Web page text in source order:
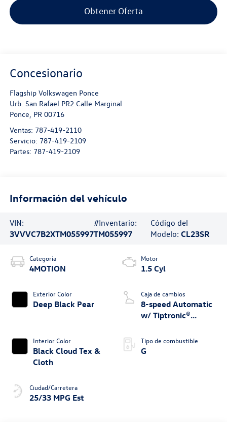
Obtener Oferta
Concesionario
Flagship Volkswagen Ponce
Urb. San Rafael PR2 Calle Marginal
Ponce, PR 00716
Ventas: 787-419-2110
Servicio: 787-419-2109
Partes: 787-419-2109
Información del vehículo
VIN:
3VVVC7B2XTM055997
#Inventario:
TM055997
Código del
Modelo: CL23SR
Categoría
4MOTION
Exterior Color
Deep Black Pear
Interior Color
Black Cloud Tex &
Cloth
Ciudad/Carretera
25/33 MPG Est
Motor
1.5 Cyl
Caja de cambios
8-speed Automatic
w/ Tiptronic®
Tipo de combustible
G